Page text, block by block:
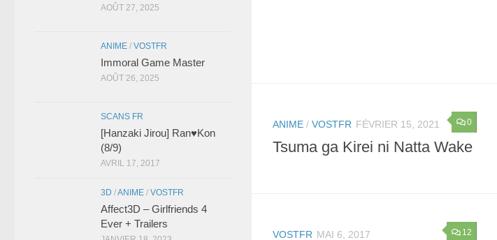
0
ANIME / VOSTFR FÉVRIER 15, 2021
Tsuma ga Kirei ni Natta Wake
12
VOSTFR MAI 6, 2017
AOÛT 27, 2025
ANIME / VOSTFR
Immoral Game Master
AOÛT 26, 2025
SCANS FR
[Hanzaki Jirou] Ran♥Kon
(8/9)
AVRIL 17, 2017
3D /ANIME / VOSTFR
Affect3D – Girlfriends 4
Ever + Trailers